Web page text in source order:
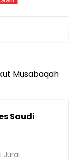
Korban
Lansia di
Provinsi
Penanganan
Penanganan
Musabaqah
Saudi
Jurai